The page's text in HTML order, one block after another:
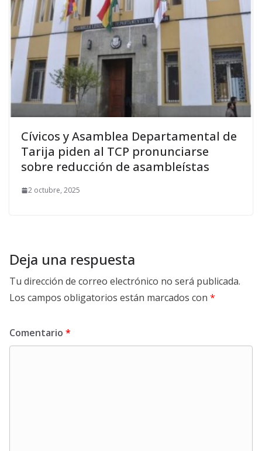
Cívicos y Asamblea Departamental de
Tarija piden al TCP pronunciarse
sobre reducción de asambleístas
2 octubre, 2025
Deja una respuesta
Tu dirección de correo electrónico no será publicada.
Los campos obligatorios están marcados con *
Comentario *